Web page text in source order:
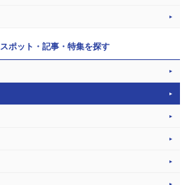
スポット・記事・特集を探す